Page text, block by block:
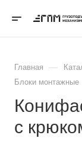
Главная —
Блоки монтажные
с